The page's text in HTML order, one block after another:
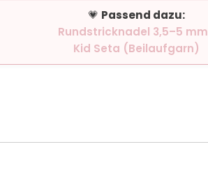
💗 Passend dazu:
Rundstricknadel 3,5–5 mm
Kid Seta (Beilaufgarn)